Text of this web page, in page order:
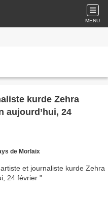
MENU
kurde Zehra
aujourd’hui, 24
de Morlaix